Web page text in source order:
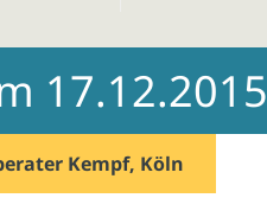
17.12.2015
Kempf, Köln